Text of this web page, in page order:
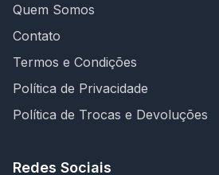
Quem Somos
Contato
Termos e Condições
Política de Privacidade
Política de Trocas e Devoluções
Redes Sociais